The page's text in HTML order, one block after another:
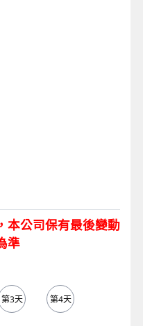
本公司保有最後變動
準
第3天 第4天